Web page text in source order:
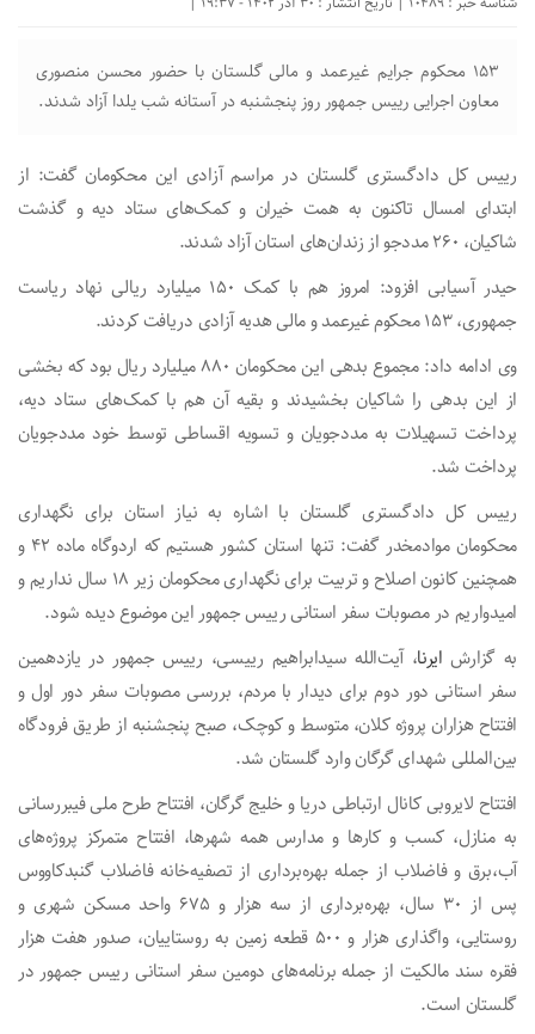
۱۵۳ محکوم جرایم غیرعمد و مالی گلستان با حضور محسن منصوری
معاون اجرایی رییس جمهور روز پنجشنبه در آستانه شب یلدا آزاد شدند.
رییس کل دادگستری گلستان در مراسم آزادی این محکومان گفت: از
ابتدای امسال تاکنون به همت خیران و کمک‌های ستاد دیه و گذشت
شاکیان، ۲۶۰ مددجو از زندان‌های استان آزاد شدند.
حیدر آسیابی افزود: امروز هم با کمک ۱۵۰ میلیارد ریالی نهاد ریاست
جمهوری، ۱۵۳ محکوم غیرعمد و مالی هدیه آزادی دریافت کردند.
وی ادامه داد: مجموع بدهی این محکومان ۸۸۰ میلیارد ریال بود که بخشی
از این بدهی را شاکیان بخشیدند و بقیه آن هم با کمک‌های ستاد دیه،
پرداخت تسهیلات به مددجویان و تسویه اقساطی توسط خود مددجویان
پرداخت شد.
رییس کل دادگستری گلستان با اشاره به نیاز استان برای نگهداری
محکومان موادمخدر گفت: تنها استان کشور هستیم که اردوگاه ماده ۴۲ و
همچنین کانون اصلاح و تربیت برای نگهداری محکومان زیر ۱۸ سال نداریم و
امیدواریم در مصوبات سفر استانی رییس جمهور این موضوع دیده شود.
به گزارش ایرنا، آیت‌الله سیدابراهیم رییسی، رییس جمهور در یازدهمین
سفر استانی دور دوم برای دیدار با مردم، بررسی مصوبات سفر دور اول و
افتتاح هزاران پروژه کلان، متوسط و کوچک، صبح پنجشنبه از طریق فرودگاه
بین‌المللی شهدای گرگان وارد گلستان شد.
افتتاح لایروبی کانال ارتباطی دریا و خلیج گرگان، افتتاح طرح ملی فیبررسانی
به منازل، کسب و کارها و مدارس همه شهرها، افتتاح متمرکز پروژه‌های
آب،برق و فاضلاب از جمله بهره‌برداری از تصفیه‌خانه فاضلاب گنبدکاووس
پس از ۳۰ سال، بهره‌برداری از سه هزار و ۶۷۵ واحد مسکن شهری و
روستایی، واگذاری هزار و ۵۰۰ قطعه زمین به روستاییان، صدور هفت هزار
فقره سند مالکیت از جمله برنامه‌های دومین سفر استانی رییس جمهور در
گلستان است.